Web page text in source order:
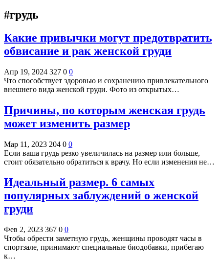
#грудь
Какие привычки могут предотвратить
обвисание и рак женской груди
Апр 19, 2024 327 0 0
Что способствует здоровью и сохранению привлекательного
внешнего вида женской груди. Фото из открытых…
Причины, по которым женская грудь
может изменить размер
Мар 11, 2023 204 0 0
Если ваша грудь резко увеличилась на размер или больше,
стоит обязательно обратиться к врачу. Но если изменения не…
Идеальный размер. 6 самых
популярных заблуждений о женской
груди
Фев 2, 2023 367 0 0
Чтобы обрести заметную грудь, женщины проводят часы в
спортзале, принимают специальные биодобавки, прибегаю
к…